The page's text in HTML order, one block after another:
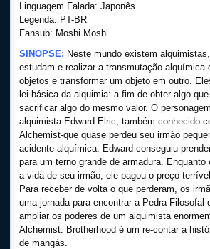
Linguagem Falada: Japonês
Legenda: PT-BR
Fansub: Moshi Moshi
SINOPSE: Neste mundo existem
estudam e realizar a transmutação alquímica
objetos e transformar um objeto em outro.
lei básica da alquimia: a fim de obter algo
sacrificar algo do mesmo valor. O
alquimista Edward Elric, também conhecido
Alchemist-que quase perdeu seu irmão
acidente alquímica. Edward conseguiu
para um terno grande de armadura.
a vida de seu irmão, ele pagou o preço
Para receber de volta o que perderam, os
uma jornada para encontrar a Pedra Filosofal
ampliar os poderes de um alquimista
Alchemist: Brotherhood é um re-contar a
de mangás.